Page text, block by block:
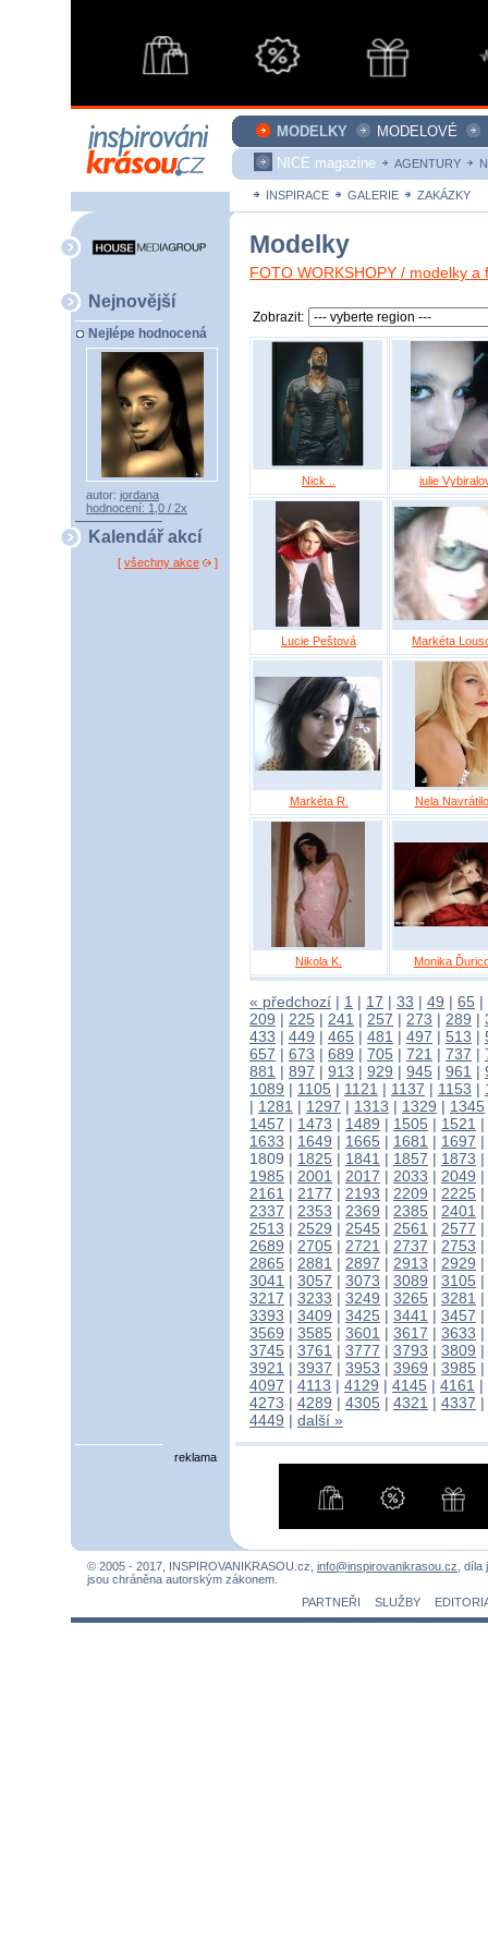
MODELKY MODELOVÉ
NICE magazine
AGENTURY
INSPIRACE GALERIE ZAKÁZKY
Nejnovější
Nejlépe hodnocená
autor: jordana
hodnocení: 1,0 / 2x
Kalendář akcí
[ všechny akce ]
Modelky
FOTO WORKSHOPY / modelky
Zobrazit:
Nick .. julie
Lucie Peštová Markéta
Markéta R. Nela
Nikola K. Monika
« předchozí | 1 | 17 | 33 | 49 | 65 |
209 | 225 | 241 | 257 | 273 | 289 |
433 | 449 | 465 | 481 | 497 | 513 |
657 | 673 | 689 | 705 | 721 | 737 |
881 | 897 | 913 | 929 | 945 | 961 |
1089 | 1105 | 1121 | 1137 | 1153 |
| 1281 | 1297 | 1313 | 1329 | 1345
1457 | 1473 | 1489 | 1505 | 1521 |
1633 | 1649 | 1665 | 1681 | 1697 |
1809 | 1825 | 1841 | 1857 | 1873 |
1985 | 2001 | 2017 | 2033 | 2049 |
2161 | 2177 | 2193 | 2209 | 2225 |
2337 | 2353 | 2369 | 2385 | 2401 |
2513 | 2529 | 2545 | 2561 | 2577 |
2689 | 2705 | 2721 | 2737 | 2753 |
2865 | 2881 | 2897 | 2913 | 2929 |
3041 | 3057 | 3073 | 3089 | 3105 |
3217 | 3233 | 3249 | 3265 | 3281 |
3393 | 3409 | 3425 | 3441 | 3457 |
3569 | 3585 | 3601 | 3617 | 3633 |
3745 | 3761 | 3777 | 3793 | 3809 |
3921 | 3937 | 3953 | 3969 | 3985 |
4097 | 4113 | 4129 | 4145 | 4161 |
4273 | 4289 | 4305 | 4321 | 4337 |
4449 | další »
reklama
© 2005 - 2017, INSPIROVANIKRASOU.cz, info@inspirovanikrasou.cz, díla
jsou chráněna autorským zákonem.
PARTNEŘI
SLUŽBY